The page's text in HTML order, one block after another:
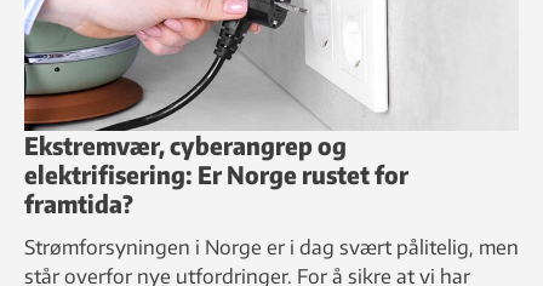
Ekstremvær, cyberangrep og
elektrifisering: Er Norge rustet for
framtida?
Strømforsyningen i Norge er i dag svært pålitelig, men
står overfor nye utfordringer. For å sikre at vi har